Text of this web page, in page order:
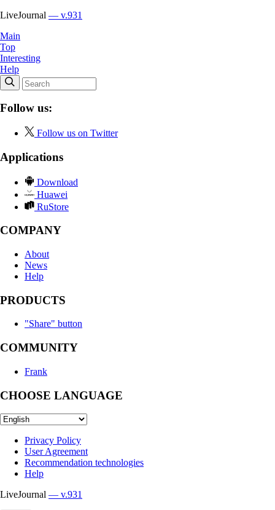
LiveJournal — v.931
Main
Top
Interesting
Help
Follow us:
Follow us on Twitter
Applications
Download
Huawei
RuStore
COMPANY
About
News
Help
PRODUCTS
"Share" button
COMMUNITY
Frank
CHOOSE LANGUAGE
Privacy Policy
User Agreement
Recommendation technologies
Help
LiveJournal — v.931